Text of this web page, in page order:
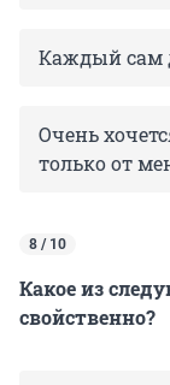
Каждый сам
Очень
только от
8 / 10
Какое из
свойственно?